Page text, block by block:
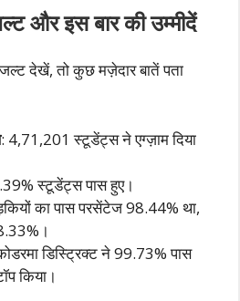
और इस बार की उम्मीदें
देखें, तो कुछ मज़ेदार बातें पता
: 4,71,201 स्टूडेंट्स ने एग्ज़ाम दिया
स्टूडेंट्स पास हुए।
का पास परसेंटेज 98.44% था,
डिस्ट्रिक्ट ने 99.73% पास
किया।